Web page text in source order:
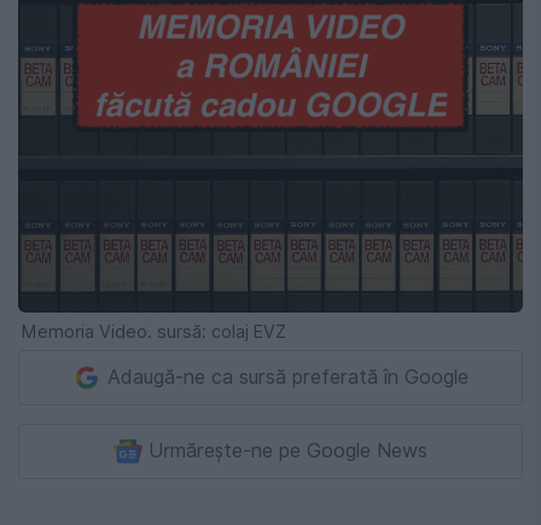
Memoria Video. sursă: colaj EVZ
Adaugă-ne ca sursă preferată în Google
Urmărește-ne pe Google News